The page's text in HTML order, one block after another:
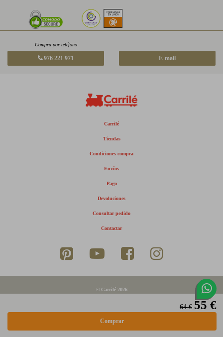
64 € 55 €
Compra por teléfono
976 221 971 E-mail
Carrilé
Tiendas
Condiciones compra
Envíos
Pago
Devoluciones
Consultar pedido
Contactar
© Carrilé 2026
Política de privacidad
Política de cookies